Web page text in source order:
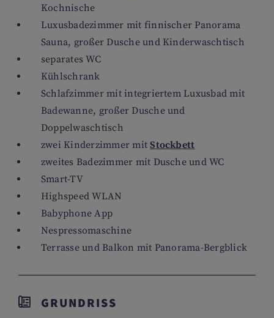
Kochnische
Luxusbadezimmer mit finnischer Panorama
Sauna, großer Dusche und Kinderwaschtisch
separates WC
Kühlschrank
Schlafzimmer mit integriertem Luxusbad mit
Badewanne, großer Dusche und
Doppelwaschtisch
zwei Kinderzimmer mitStockbett
zweites Badezimmer mit Dusche und WC
Smart-TV
Highspeed WLAN
Babyphone App
Nespressomaschine
Terrasse und Balkon mit Panorama-Bergblick
GRUNDRISS